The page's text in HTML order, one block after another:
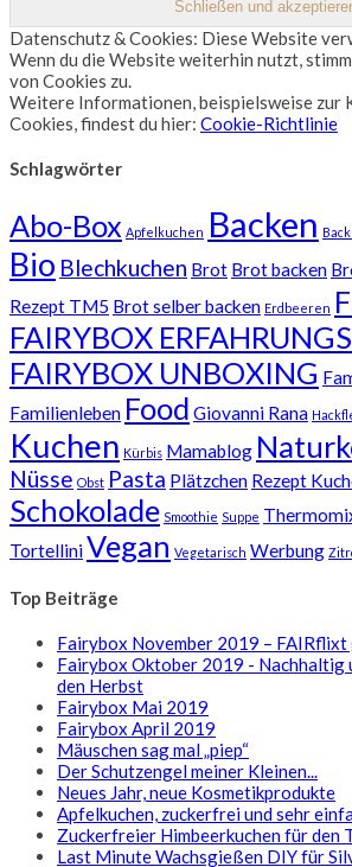
Datenschutz & Cookies: Diese Website
Wenn du die Website weiterhin nutzt,
von Cookies zu.
Weitere Informationen, beispielsweise zur
Cookies, findest du hier: Cookie-Richtlinie
Schlagwörter
Abo-Box Apfelkuchen Backen
Bio Blechkuchen Brot Brot backen
Rezept TM5 Brot selber backen Erdbeeren
FAIRYBOX
FAIRYBOX UNBOXING
Familienleben Food Giovanni Rana
Kuchen Kürbis Mamablog
Nüsse Obst Pasta Plätzchen Rezept
Schokolade Smoothie Suppe
TortelliniVegan Vegetarisch Werbung
Top Beiträge
Fairybox November 2019 – FAIRflixt
Fairybox Oktober 2019 - Nachhaltig
den Herbst
Fairybox Mai 2019
Fairybox April 2019
Mäuschen sag mal „piep“
Der Schutzengel meiner Kleinen...
Neues Jahr, neue Kosmetikprodukte
Apfelkuchen, zuckerfrei und sehr
Zuckerfreier Himbeerkuchen für den
Last Minute Wachsgießen DIY für